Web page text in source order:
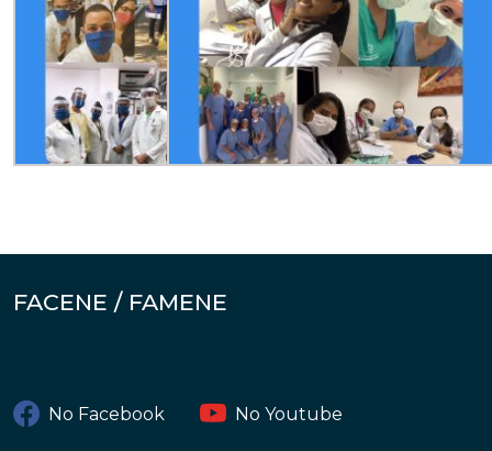
FACENE / FAMENE
No Facebook No Youtube